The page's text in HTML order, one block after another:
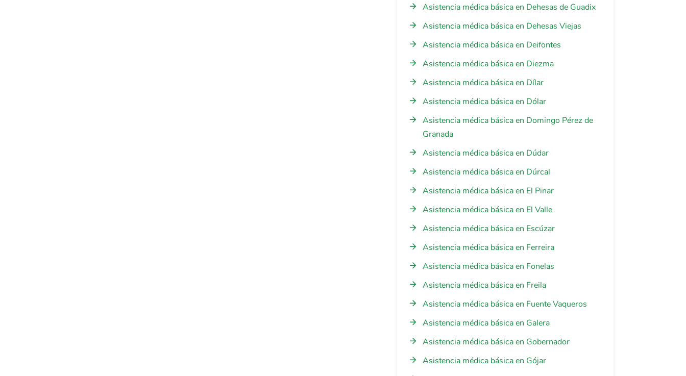
Asistencia médica básica en Dehesas de Guadix
Asistencia médica básica en Dehesas Viejas
Asistencia médica básica en Deifontes
Asistencia médica básica en Diezma
Asistencia médica básica en Dílar
Asistencia médica básica en Dólar
Asistencia médica básica en Domingo Pérez de
Granada
Asistencia médica básica en Dúdar
Asistencia médica básica en Dúrcal
Asistencia médica básica en El Pinar
Asistencia médica básica en El Valle
Asistencia médica básica en Escúzar
Asistencia médica básica en Ferreira
Asistencia médica básica en Fonelas
Asistencia médica básica en Freila
Asistencia médica básica en Fuente Vaqueros
Asistencia médica básica en Galera
Asistencia médica básica en Gobernador
Asistencia médica básica en Gójar